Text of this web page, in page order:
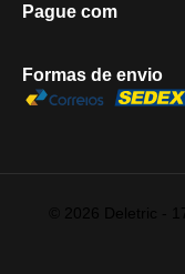
Pague com
Formas de envio